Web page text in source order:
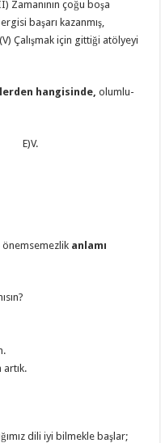
Zamanının çoğu boşa
başarı kazanmış,
Çalışmak için gittiği atölyeyi
hangisinde,olumlu-
önemsemezlik anlamı
dili iyi bilmekle başlar;